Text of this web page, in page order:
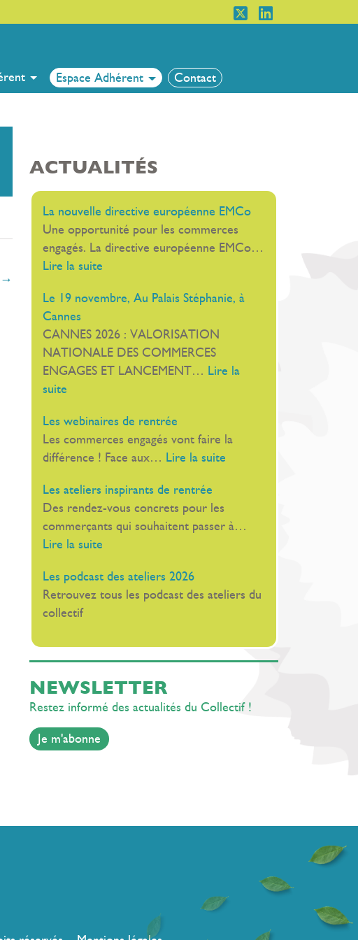
Espace Adhérent Contact
→
ACTUALITÉS
La nouvelle directive européenne EMCo
Une opportunité pour les commerces
engagés. La directive européenne EMCo…
Lire la suite
nouvelle
européenne
EMCo
Le 19 novembre, Au Palais Stéphanie, à
Cannes
CANNES 2026 : VALORISATION
NATIONALE DES COMMERCES
ENGAGES ET LANCEMENT… Lire la
suite
19
novembre,
Au
Stéphanie,
à
Cannes
Les webinaires de rentrée
Les commerces engagés vont faire la
différence ! Face aux… Lire la suite
rentrée
Les ateliers inspirants de rentrée
Des rendez-vous concrets pour les
commerçants qui souhaitent passer à…
Lire la suite
ateliers
inspirants
Les podcast des ateliers 2026
Retrouvez tous les podcast des ateliers du
collectif
NEWSLETTER
Restez informé des actualités du Collectif !
Je m'abonne